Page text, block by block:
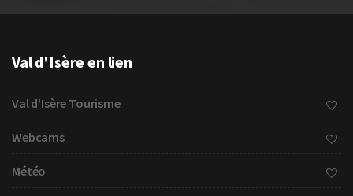
Val d'Isère en lien
Val d'Isère Tourisme
Webcams
Météo